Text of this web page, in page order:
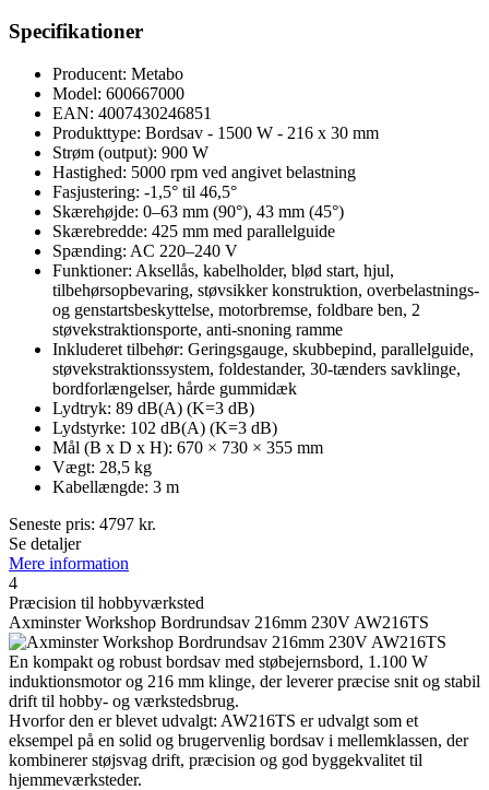
Specifikationer
Producent: Metabo
Model: 600667000
EAN: 4007430246851
Produkttype: Bordsav - 1500 W - 216 x 30 mm
Strøm (output): 900 W
Hastighed: 5000 rpm ved angivet belastning
Fasjustering: -1,5° til 46,5°
Skærehøjde: 0–63 mm (90°), 43 mm (45°)
Skærebredde: 425 mm med parallelguide
Spænding: AC 220–240 V
Funktioner: Aksellås, kabelholder, blød start, hjul,
tilbehørsopbevaring, støvsikker konstruktion, overbelastnings-
og genstartsbeskyttelse, motorbremse, foldbare ben, 2
støvekstraktionsporte, anti-snoning ramme
Inkluderet tilbehør: Geringsgauge, skubbepind, parallelguide,
støvekstraktionssystem, foldestander, 30-tænders savklinge,
bordforlængelser, hårde gummidæk
Lydtryk: 89 dB(A) (K=3 dB)
Lydstyrke: 102 dB(A) (K=3 dB)
Mål (B x D x H): 670 × 730 × 355 mm
Vægt: 28,5 kg
Kabellængde: 3 m
Seneste pris: 4797 kr.
Se detaljer
Mere information
4
Præcision til hobbyværksted
Axminster Workshop Bordrundsav 216mm 230V AW216TS
En kompakt og robust bordsav med støbejernsbord, 1.100 W
induktionsmotor og 216 mm klinge, der leverer præcise snit og stabil
drift til hobby- og værkstedsbrug.
Hvorfor den er blevet udvalgt: AW216TS er udvalgt som et
eksempel på en solid og brugervenlig bordsav i mellemklassen, der
kombinerer støjsvag drift, præcision og god byggekvalitet til
hjemmeværksteder.